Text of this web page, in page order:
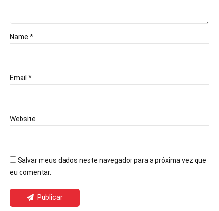
Name *
Email *
Website
Salvar meus dados neste navegador para a próxima vez que
eu comentar.
Publicar